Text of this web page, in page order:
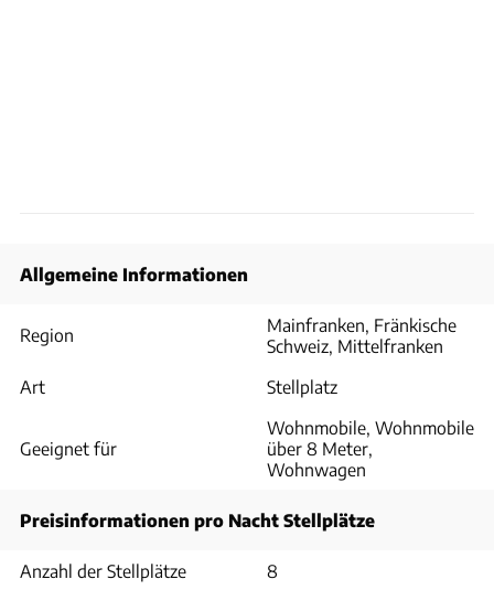
Allgemeine Informationen
Region
Mainfranken, Fränkische
Schweiz, Mittelfranken
Art
Stellplatz
Geeignet für
Wohnmobile, Wohnmobile
über 8 Meter,
Wohnwagen
Preisinformationen pro Nacht Stellplätze
Anzahl der Stellplätze
8